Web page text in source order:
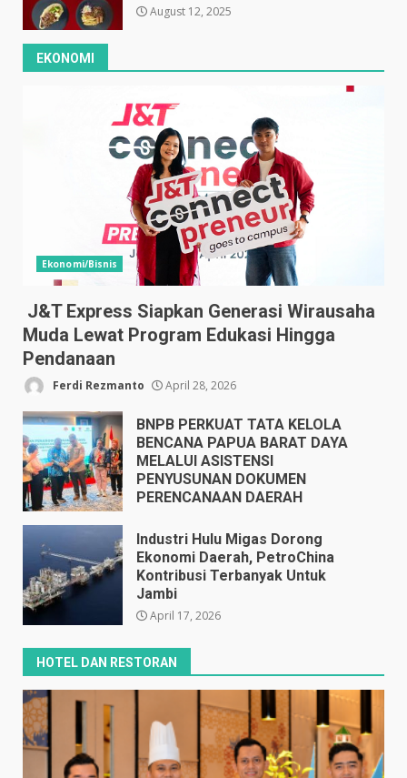
August 12, 2025
EKONOMI
Ekonomi/Bisnis
J&T Express Siapkan Generasi Wirausaha
Muda Lewat Program Edukasi Hingga
Pendanaan
Ferdi Rezmanto April 28, 2026
BNPB PERKUAT TATA KELOLA
BENCANA PAPUA BARAT DAYA
MELALUI ASISTENSI
PENYUSUNAN DOKUMEN
PERENCANAAN DAERAH
Industri Hulu Migas Dorong
Ekonomi Daerah, PetroChina
Kontribusi Terbanyak Untuk
Jambi
April 17, 2026
HOTEL DAN RESTORAN